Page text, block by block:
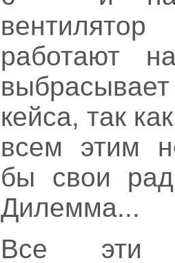
работают
кейса, так
всем этим
бы свои
Дилемма...
Все эти